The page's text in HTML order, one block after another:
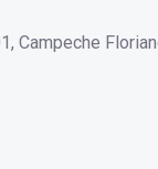
Campeche